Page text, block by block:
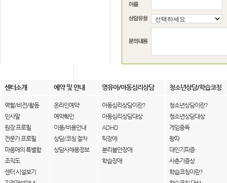
센터소개 예약 및 안내 영유아/아동심리상담 청소년상담/학습코칭
역할/비전/활동
인사말
원장 프로필
전문가 프로필
마음애의 특별함
조직도
센터 시설보기
온라인예약
예약확인
이용/비용안내
상담/코칭 절차
상담사채용정보
아동심리상담이란?
아동심리상담대상
ADHD
틱장애
분리불안장애
학습장애
청소년상담이란?
청소년상담대상
게임중독
왕따
대인기피증
사춘기증상
학습코칭이란?